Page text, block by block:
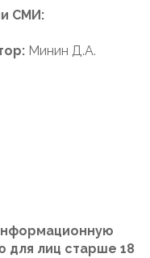
СМИ:
Минин Д.А.
для лиц старше 18